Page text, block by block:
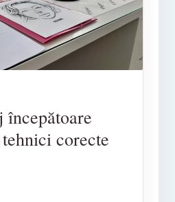
începătoare
corecte